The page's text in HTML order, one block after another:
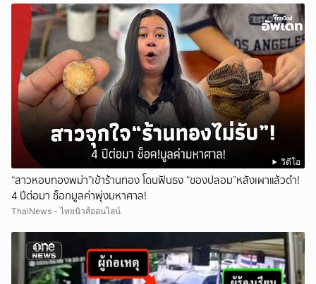
วิดีโอ
“สาวหอบทองพม่า”เข้าร้านทอง โดนฟันธง “ของปลอม”หลังเผาแล้วดำ!
4 ปีต่อมา ช็อกมูลค่าพุ่งมหาศาล!
ThaiNews - ไทยนิวส์ออนไลน์